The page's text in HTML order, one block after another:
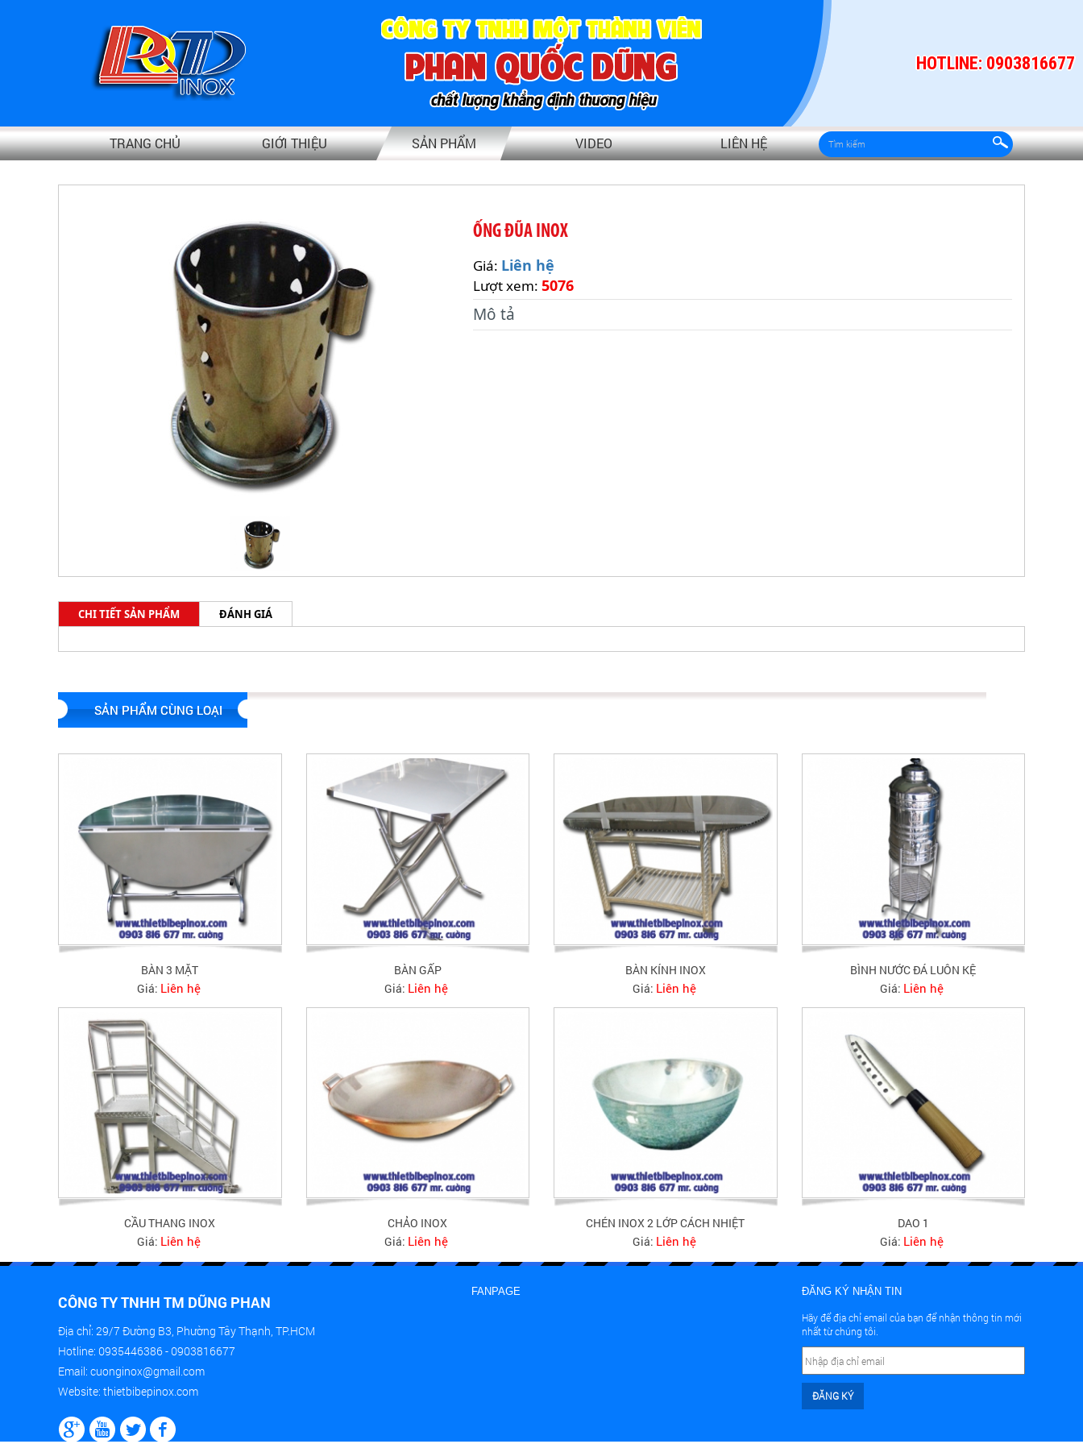
HOTLINE: 0903816677
TRANG CHỦ GIỚI THIỆU SẢN PHẨM VIDEO LIÊN HỆ
ỐNG ĐŨA INOX
Giá: Liên hệ
Lượt xem:5076
Mô tả
CHI TIẾT SẢN PHẨM ĐÁNH GIÁ
SẢN PHẨM CÙNG LOẠI
BÀN 3 MẶT
Giá: Liên hệ
BÀN GẤP
Giá: Liên hệ
BÀN KÍNH INOX
Giá: Liên hệ
BÌNH NƯỚC ĐÁ LUÔN KỆ
Giá: Liên hệ
CẦU THANG INOX
Giá: Liên hệ
CHẢO INOX
Giá: Liên hệ
CHÉN INOX 2 LỚP CÁCH NHIỆT
Giá: Liên hệ
DAO 1
Giá: Liên hệ
CÔNG TY TNHH TM DŨNG PHAN
Địa chỉ: 29/7 Đường B3, Phường Tây Thạnh, TP.HCM
Hotline: 0935446386 - 0903816677
Email: cuonginox@gmail.com
Website: thietbibepinox.com
FANPAGE ĐĂNG KÝ NHẬN TIN
Hãy để địa chỉ email của bạn để nhận thông tin mới
nhất từ chúng tôi.
ĐĂNG KÝ